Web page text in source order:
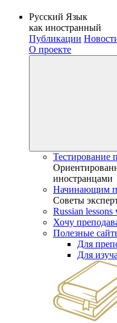
Русский Язык
как иностранный
Публикации
О проекте
Тестирование
иностранцами
Начинающим
Советы
Russian
Хочу
Полезные
Для
Для